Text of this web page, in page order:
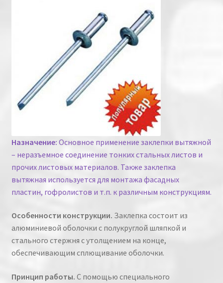
Назначение: Основное применение заклепки вытяжной
– неразъемное соединение тонких стальных листов и
прочих листовых материалов. Также заклепка
вытяжная используется для монтажа фасадных
пластин, гофролистов и т.п. к различным конструкциям.
Особенности конструкции. Заклепка состоит из
алюминиевой оболочки с полукруглой шляпкой и
стального стержня с утолщением на конце,
обеспечивающим сплющивание оболочки.
Принцип работы. С помощью специального